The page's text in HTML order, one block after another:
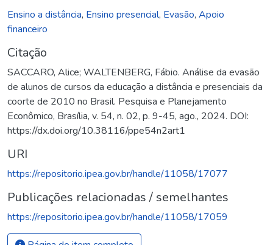
Ensino a distância, Ensino presencial, Evasão, Apoio
financeiro
Citação
SACCARO, Alice; WALTENBERG, Fábio. Análise da evasão
de alunos de cursos da educação a distância e presenciais da
coorte de 2010 no Brasil. Pesquisa e Planejamento
Econômico, Brasília, v. 54, n. 02, p. 9-45, ago., 2024. DOI:
https://dx.doi.org/10.38116/ppe54n2art1
URI
https://repositorio.ipea.gov.br/handle/11058/17077
Publicações relacionadas / semelhantes
https://repositorio.ipea.gov.br/handle/11058/17059